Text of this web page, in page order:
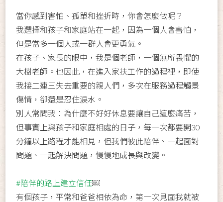
當你感到害怕、孤單和挫折時，你會怎麼做呢？
我選擇和孩子和家庭站在一起，因為一個人會害怕，
但是當多一個人或一群人會更勇氣。
在孩子、家長的眼中，我是個老師，一個無所畏懼的
大樹老師。也因此，在進入家扶工作的過程裡，即使
我接二連三失去重要的親人們，多次在服務過程觸景
傷情，卻還是忍住淚水。
別人常問我：為什麼不好好休息要讓自己這麼痛苦，
但事實上與孩子和家庭相處的日子，每一次都要開30
分鐘以上路程才能相見，但我們彼此陪伴、一起面對
問題、一起解決問題，慢慢地成長與改變。
#陪伴的路上建立信任￼
有個孩子，平常和爸爸相依為命，第一次見面我就被